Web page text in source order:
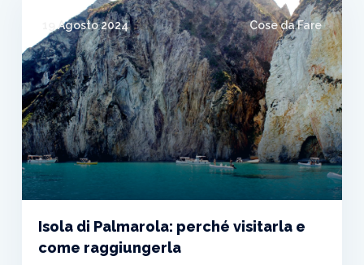
19 Agosto 2024 Cose da Fare
Isola di Palmarola: perché visitarla e
come raggiungerla